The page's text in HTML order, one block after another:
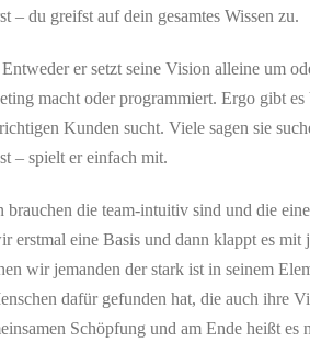
– du greifst auf dein gesamtes Wissen zu.
er setzt seine Vision alleine um
macht oder programmiert. Ergo gibt
Kunden sucht. Viele sagen sie
– spielt er einfach mit.
die team-intuitiv sind und die
erstmal eine Basis und dann klappt es
wir jemanden der stark ist in seinem
dafür gefunden hat, die auch ihre
Schöpfung und am Ende heißt es